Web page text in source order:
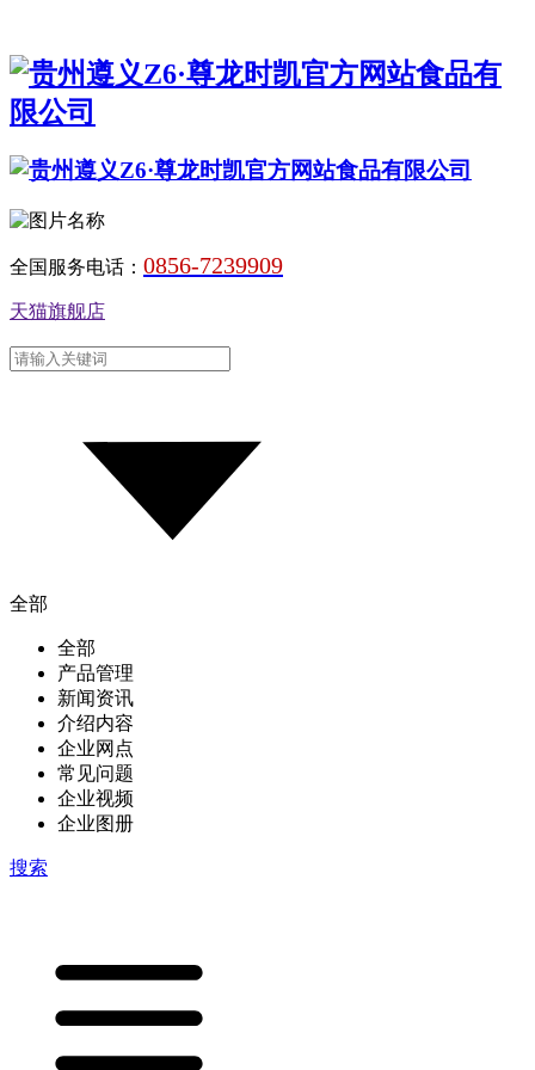
全国服务电话： 0856-7239909
天猫旗舰店
全部
全部
产品管理
新闻资讯
介绍内容
企业网点
常见问题
企业视频
企业图册
搜索